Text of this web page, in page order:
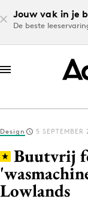
Jouw vak in je
De beste
Log in
Volg het
Design 5 SEPTEMBER
Buutvrij
Lowlands